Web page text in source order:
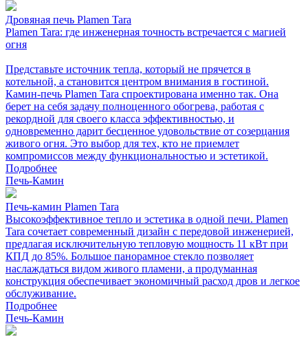
Дровяная печь Plamen Tara
Plamen Tara: где инженерная точность встречается с магией
огня
Представьте источник тепла, который не прячется в
котельной, а становится центром внимания в гостиной.
Камин-печь Plamen Tara спроектирована именно так. Она
берет на себя задачу полноценного обогрева, работая с
рекордной для своего класса эффективностью, и
одновременно дарит бесценное удовольствие от созерцания
живого огня. Это выбор для тех, кто не приемлет
компромиссов между функциональностью и эстетикой.
Подробнее
Печь-Камин
Печь-камин Plamen Tara
Высокоэффективное тепло и эстетика в одной печи. Plamen
Tara сочетает современный дизайн с передовой инженерией,
предлагая исключительную тепловую мощность 11 кВт при
КПД до 85%. Большое панорамное стекло позволяет
наслаждаться видом живого пламени, а продуманная
конструкция обеспечивает экономичный расход дров и легкое
обслуживание.
Подробнее
Печь-Камин